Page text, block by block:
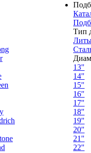
Тип
13"
14"
15"
16"
17"
18"
19"
20"
21"
22"